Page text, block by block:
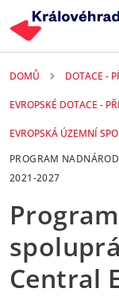
DOMŮ DOTACE -
EVROPSKÉ DOTACE -
EVROPSKÁ ÚZEMNÍ
PROGRAM
2021-2027
Central